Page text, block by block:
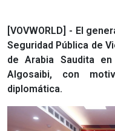
[VOVWORLD] - El
Seguridad Pública de
de Arabia Saudita
Algosaibi, con
diplomática.